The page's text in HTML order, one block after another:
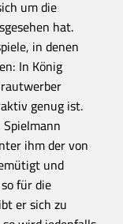
um die
hat.
in denen
In König
genug ist.
ihm der von
und
für die
er sich zu